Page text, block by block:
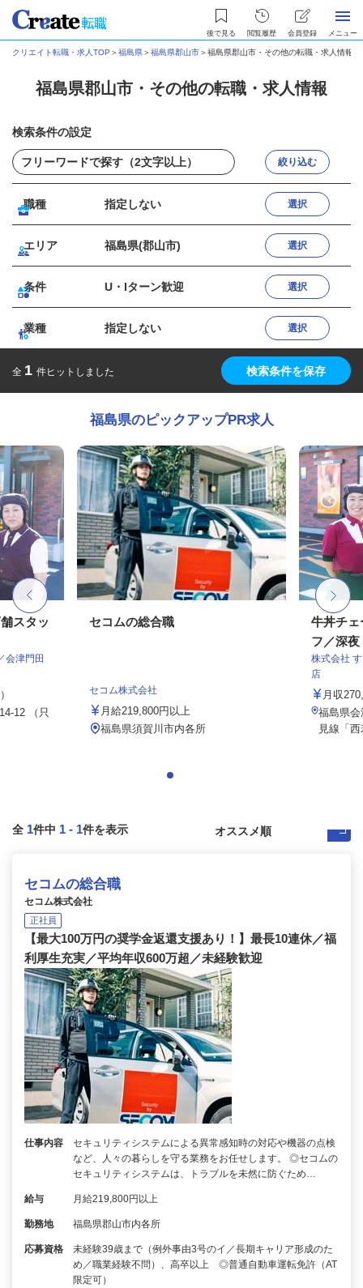
後で見る 閲覧履歴 会員登録 メニュー
クリエイト転職・求人TOP ＞福島県＞福島県郡山市＞福島県郡山市・その他の転職・求人情報
福島県郡山市・その他の転職・求人情報
検索条件の設定
絞り込む
職種 指定しない 選択
エリア 福島県(郡山市) 選択
条件 U・Iターン歓迎 選択
業種 指定しない 選択
全 1 件ヒットしました 検索条件を保存
福島県のピックアップPR求人
スタッ
会津門田
12 （只
セコムの総合職
セコム株式会社
月給219,800円以上
福島県須賀川市内各所
牛丼チェ
フ／深夜
株式会社
店
月収
福島県会
見線「
全 1件中 1 - 1件を表示
セコムの総合職
セコム株式会社
正社員
【最大100万円の奨学金返還支援あり！】最長10連休／福
利厚生充実／平均年収600万超／未経験歓迎
仕事内容
セキュリティシステムによる異常感知時の対応や機器の点検
など、人々の暮らしを守る業務をお任せします。 ◎セコムの
セキュリティシステムは、トラブルを未然に防ぐため…
給与 月給219,800円以上
勤務地 福島県郡山市内各所
応募資格
未経験39歳まで（例外事由3号のイ／長期キャリア形成のた
め／職業経験不問）、高卒以上 ◎普通自動車運転免許（AT
限定可）